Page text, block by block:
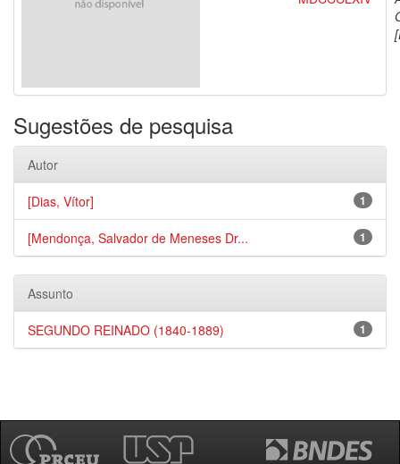
Sugestões de pesquisa
Autor
1
[Dias, Vítor]
1
[Mendonça, Salvador de Meneses Dr...
Assunto
1
SEGUNDO REINADO (1840-1889)